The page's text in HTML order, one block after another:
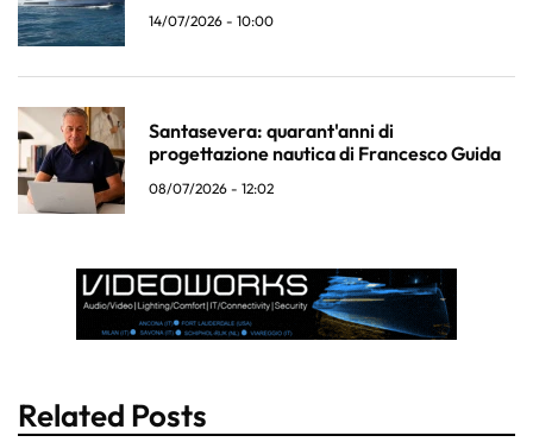
14/07/2026 - 10:00
Santasevera: quarant'anni di
progettazione nautica di Francesco Guida
08/07/2026 - 12:02
Related Posts